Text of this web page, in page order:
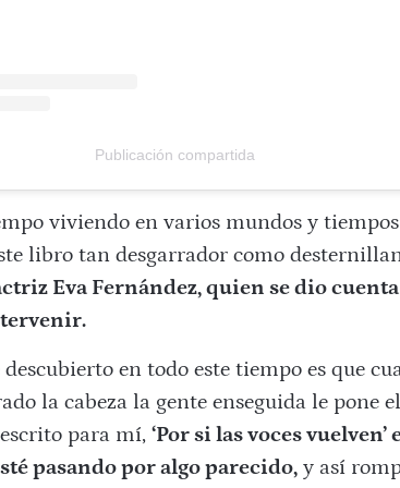
Publicación compartida
viviendo en varios mundos y
libro tan desgarrador como
Eva Fernández, quien se dio
descubierto en todo este tiempo es que
la cabeza la gente enseguida le pone
para mí, ‘Por si las voces
pasando por algo parecido,y así